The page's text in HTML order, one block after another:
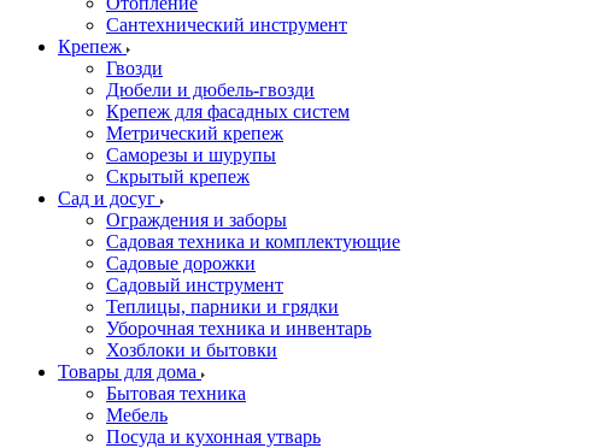
Сантехнический инструмент
Крепеж
Гвозди
Дюбели и дюбель-гвозди
Крепеж для фасадных систем
Метрический крепеж
Саморезы и шурупы
Скрытый крепеж
Сад и досуг
Ограждения и заборы
Садовая техника и комплектующие
Садовые дорожки
Садовый инструмент
Теплицы, парники и грядки
Уборочная техника и инвентарь
Хозблоки и бытовки
Товары для дома
Бытовая техника
Мебель
Посуда и кухонная утварь